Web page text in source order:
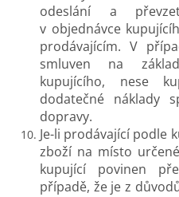
odeslání a
v objednávce
prodávajícím. V
smluven na
kupujícího, nese
dodatečné náklady
dopravy.
Je-li prodávající podle
zboží na místo
kupující povinen
případě, že je z